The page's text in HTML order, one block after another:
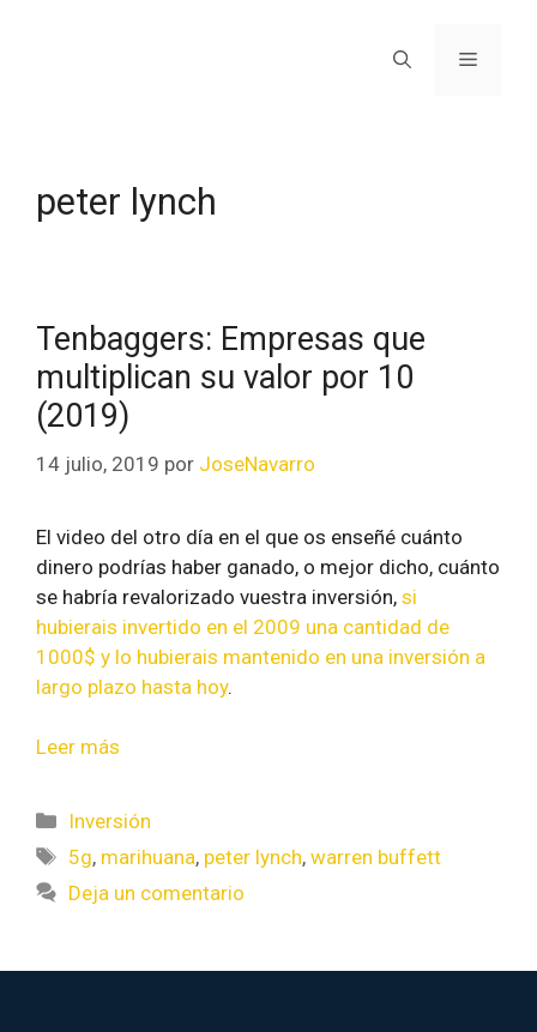
peter lynch
Tenbaggers: Empresas que
multiplican su valor por 10
(2019)
14 julio, 2019 por JoseNavarro
El video del otro día en el que os enseñé cuánto
dinero podrías haber ganado, o mejor dicho, cuánto
se habría revalorizado vuestra inversión, si
hubierais invertido en el 2009 una cantidad de
1000$ y lo hubierais mantenido en una inversión a
largo plazo hasta hoy.
Leer más
Inversión
5g, marihuana, peter lynch,warren buffett
Deja un comentario